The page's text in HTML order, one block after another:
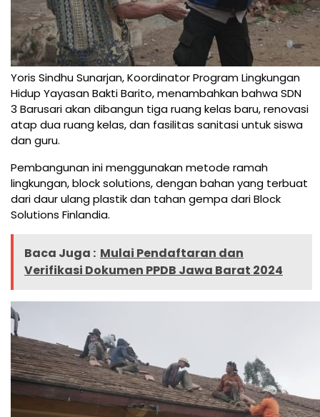
Yoris Sindhu Sunarjan, Koordinator Program Lingkungan
Hidup Yayasan Bakti Barito, menambahkan bahwa SDN
3 Barusari akan dibangun tiga ruang kelas baru, renovasi
atap dua ruang kelas, dan fasilitas sanitasi untuk siswa
dan guru.
Pembangunan ini menggunakan metode ramah
lingkungan, block solutions, dengan bahan yang terbuat
dari daur ulang plastik dan tahan gempa dari Block
Solutions Finlandia.
Baca Juga : Mulai Pendaftaran dan
Verifikasi Dokumen PPDB Jawa Barat 2024